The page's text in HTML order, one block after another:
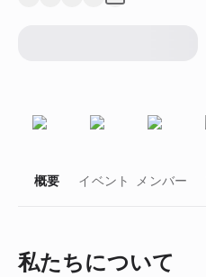
概要 イベント メンバー
私たちについて